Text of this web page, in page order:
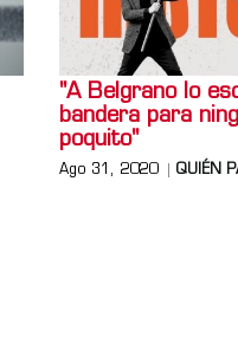
"A Belgrano lo
bandera para
poquito"
Ago 31, 2020 QUIÉN